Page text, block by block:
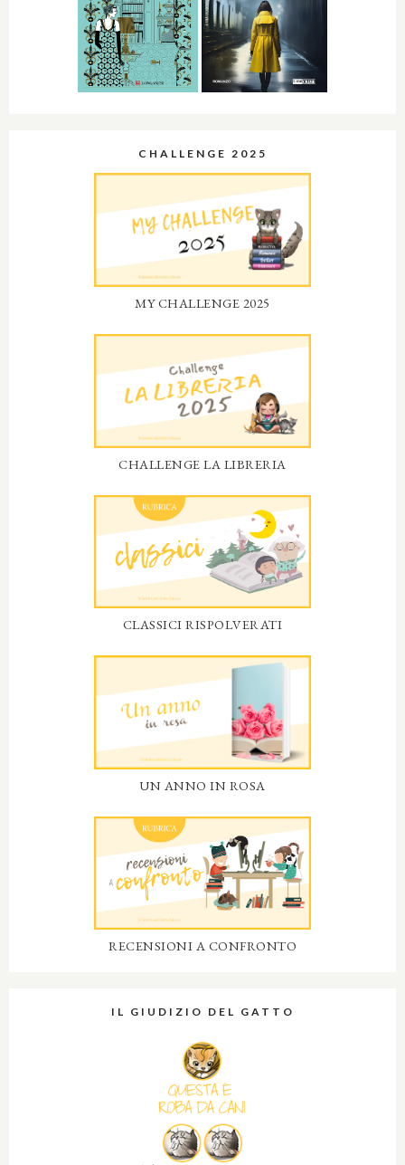
CHALLENGE 2025
MY CHALLENGE 2025
CHALLENGE LA LIBRERIA
CLASSICI RISPOLVERATI
UN ANNO IN ROSA
RECENSIONI A CONFRONTO
IL GIUDIZIO DEL GATTO